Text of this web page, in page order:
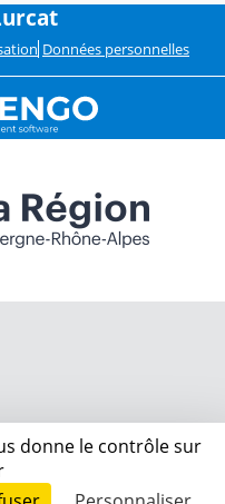
Données personnelles
donne le contrôle sur